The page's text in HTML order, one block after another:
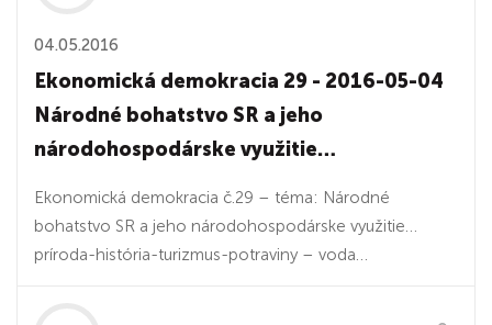
04.05.2016
Ekonomická demokracia 29 - 2016-05-04
Národné bohatstvo SR a jeho
národohospodárske využitie…
Ekonomická demokracia č.29 – téma: Národné
bohatstvo SR a jeho národohospodárske využitie…
príroda-história-turizmus-potraviny – voda…